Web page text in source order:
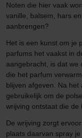
Noten die hier vaak
vanille, balsem, hars
aanbrengen?
Het is een kunst om je
parfums het vaakst in
aangebracht, is dat we
die het parfum
blijven afgeven. Na
gebruikelijk om de
wrijving ontstaat die de
De wrijving zorgt
plaats daarvan spray